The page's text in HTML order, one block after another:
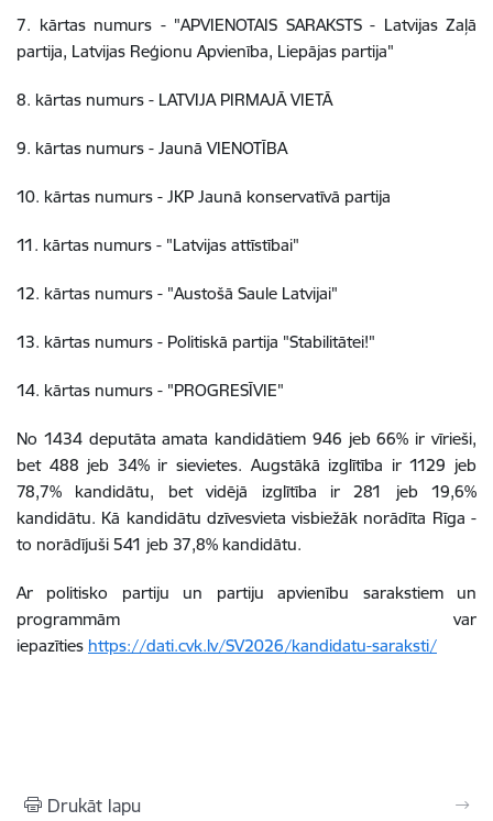
7. kārtas numurs - "APVIENOTAIS SARAKSTS - Latvijas Zaļā
partija, Latvijas Reģionu Apvienība, Liepājas partija"
8. kārtas numurs - LATVIJA PIRMAJĀ VIETĀ
9. kārtas numurs - Jaunā VIENOTĪBA
10. kārtas numurs - JKP Jaunā konservatīvā partija
11. kārtas numurs - "Latvijas attīstībai"
12. kārtas numurs - "Austošā Saule Latvijai"
13. kārtas numurs - Politiskā partija "Stabilitātei!"
14. kārtas numurs - "PROGRESĪVIE"
No 1434 deputāta amata kandidātiem 946 jeb 66% ir vīrieši,
bet 488 jeb 34% ir sievietes. Augstākā izglītība ir 1129 jeb
78,7% kandidātu, bet vidējā izglītība ir 281 jeb 19,6%
kandidātu. Kā kandidātu dzīvesvieta visbiežāk norādīta Rīga -
to norādījuši 541 jeb 37,8% kandidātu.
Ar politisko partiju un partiju apvienību sarakstiem un
programmām var
iepazīties https://dati.cvk.lv/SV2026/kandidatu-saraksti/
Drukāt lapu